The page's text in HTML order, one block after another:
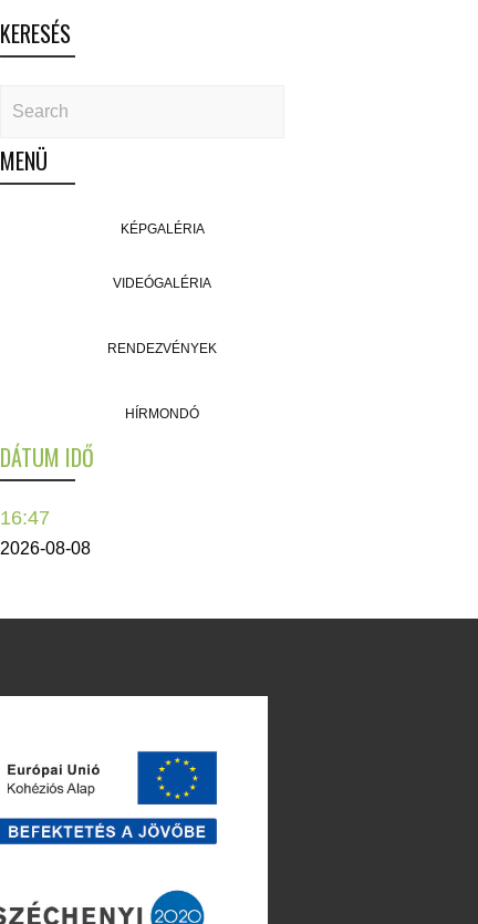
KERESÉS
MENÜ
KÉPGALÉRIA
VIDEÓGALÉRIA
RENDEZVÉNYEK
HÍRMONDÓ
DÁTUM IDŐ
16:47
2026-08-08